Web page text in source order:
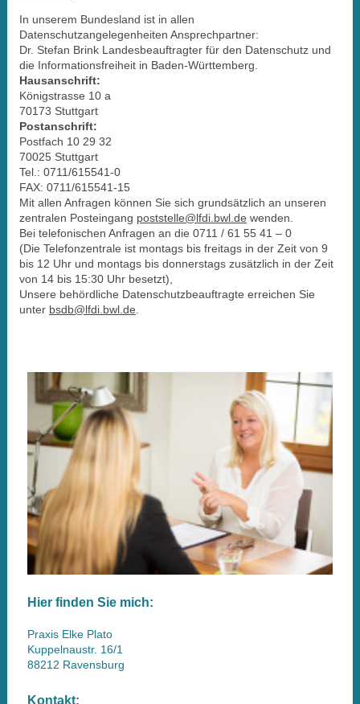
In unserem Bundesland ist in allen
Datenschutzangelegenheiten Ansprechpartner:
Dr. Stefan Brink Landesbeauftragter für den Datenschutz und
die Informationsfreiheit in Baden-Württemberg.
Hausanschrift:
Königstrasse 10 a
70173 Stuttgart
Postanschrift:
Postfach 10 29 32
70025 Stuttgart
Tel.: 0711/615541-0
FAX: 0711/615541-15
Mit allen Anfragen können Sie sich grundsätzlich an unseren
zentralen Posteingang poststelle@lfdi.bwl.de wenden.
Bei telefonischen Anfragen an die 0711 / 61 55 41 – 0
(Die Telefonzentrale ist montags bis freitags in der Zeit von 9
bis 12 Uhr und montags bis donnerstags zusätzlich in der Zeit
von 14 bis 15:30 Uhr besetzt),
Unsere behördliche Datenschutzbeauftragte erreichen Sie
unter bsdb@lfdi.bwl.de
Hier finden Sie mich:
Praxis Elke Plato
Kuppelnaustr. 16/1
88212 Ravensburg
Kontakt: